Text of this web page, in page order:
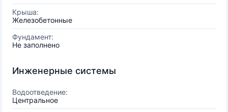
Крыша:
Железобетонные
Фундамент:
Не заполнено
Инженерные системы
Водоотведение:
Центральное